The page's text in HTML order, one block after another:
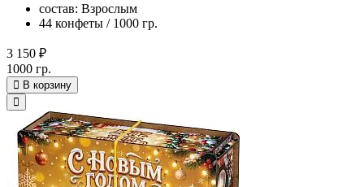
состав: Взрослым
44 конфеты / 1000 гр.
3 150 ₽
1000 гр.
В корзину